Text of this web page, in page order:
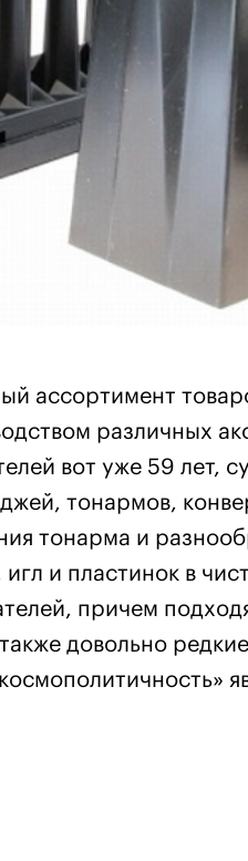
ассортимент
различных
вот уже 59 лет,
тонармов,
тонарма и
и пластинок в
причем
довольно